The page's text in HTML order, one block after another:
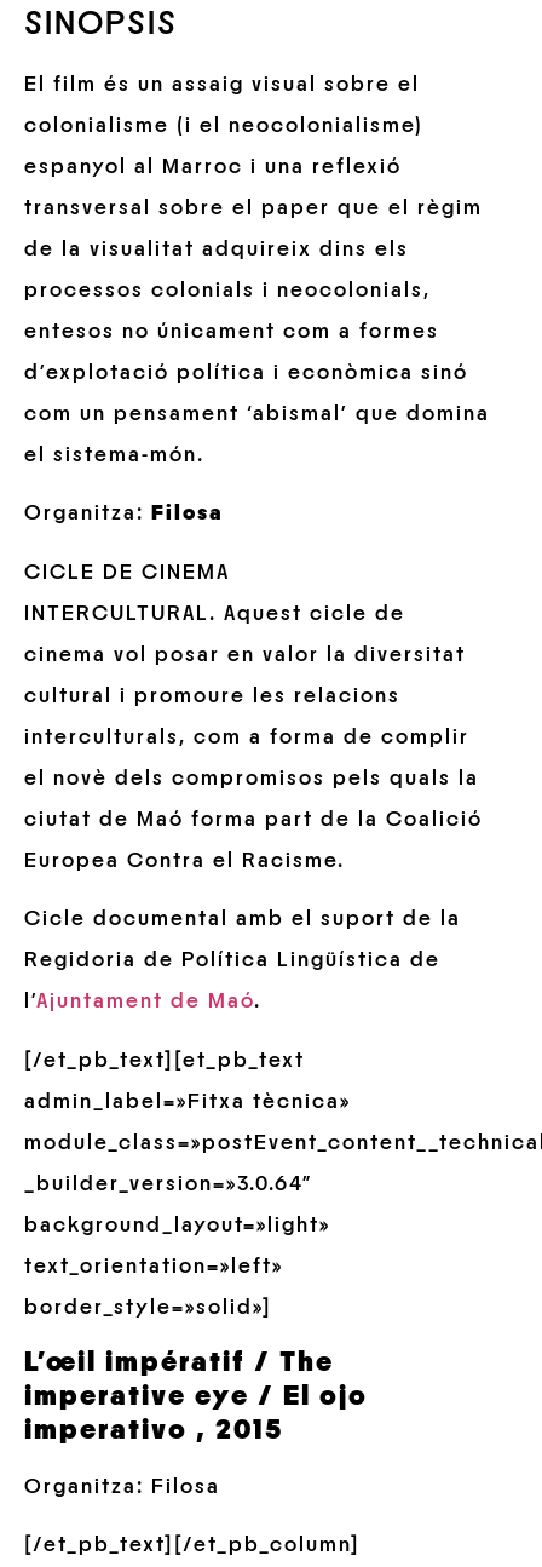
SINOPSIS
El film és un assaig visual sobre el
colonialisme (i el neocolonialisme)
espanyol al Marroc i una reflexió
transversal sobre el paper que el règim
de la visualitat adquireix dins els
processos colonials i neocolonials,
entesos no únicament com a formes
d’explotació política i econòmica sinó
com un pensament ‘abismal’ que domina
el sistema-món.
Organitza: Filosa
CICLE DE CINEMA
INTERCULTURAL. Aquest cicle de
cinema vol posar en valor la diversitat
cultural i promoure les relacions
interculturals, com a forma de complir
el novè dels compromisos pels quals la
ciutat de Maó forma part de la Coalició
Europea Contra el Racisme.
Cicle documental amb el suport de la
Regidoria de Política Lingüística de
l’Ajuntament de Maó.
[/et_pb_text][et_pb_text
admin_label=»Fitxa tècnica»
_builder_version=»3.0.64″
background_layout=»light»
text_orientation=»left»
border_style=»solid»]
L’œil impératif / The
imperative eye / El ojo
imperativo , 2015
Organitza: Filosa
[/et_pb_text][/et_pb_column]